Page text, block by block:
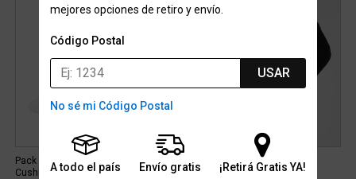
mejores opciones de retiro y envío.
Código Postal
USAR
No sé mi Código Postal
A todo el país Envío gratis ¡Retirá Gratis YA!
Pack de Medias Nike Everyday
Cushion Ankle
Medias Set Sport Easy Check
Hombre